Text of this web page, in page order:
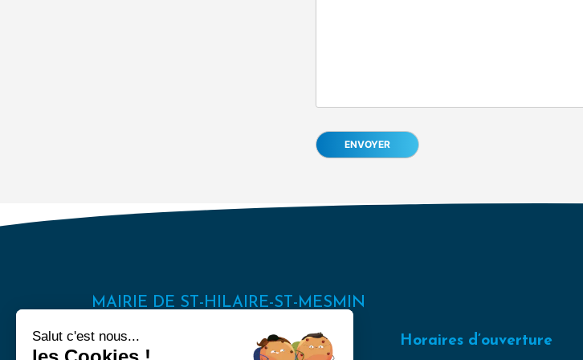
MAIRIE DE ST-HILAIRE-ST-MESMIN
494, route d’Orléans
45160 Saint-Hilaire-Saint-Mesmin
Horaires d’ouverture
Salut c'est nous...